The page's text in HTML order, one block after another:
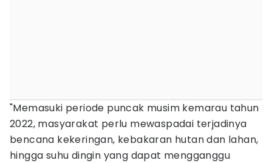
"Memasuki periode puncak musim kemarau tahun
2022, masyarakat perlu mewaspadai terjadinya
bencana kekeringan, kebakaran hutan dan lahan,
hingga suhu dingin yang dapat mengganggu